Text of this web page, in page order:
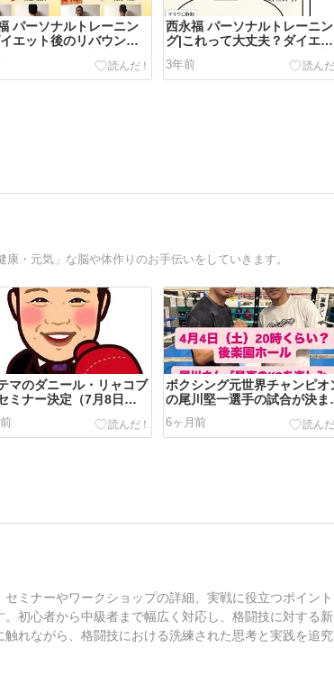
パーソナルトレーニン
エット後のリバウンド
西永福 パーソナルトレーニン
グ|これって大丈夫？ダイエッ
Q&A
3年前
・元気」な脳や体作りのお手伝いをしていきます。
マのダニール・リャコブ
ミナー決定（7月8日
ボクシング元世界チャンピオ
の尾川堅一選手の試合が決ま
ました
6ヶ月前
ミナーやワークショップの詳細、実戦に役立つポイント
初心者から中級者まで幅広く対応し、格闘技に対する新
れながら、格闘技における洗練された思考と実践を追究